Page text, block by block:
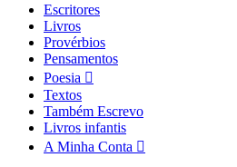
Escritores
Livros
Provérbios
Pensamentos
Poesia
Textos
Também Escrevo
Livros infantis
A Minha Conta